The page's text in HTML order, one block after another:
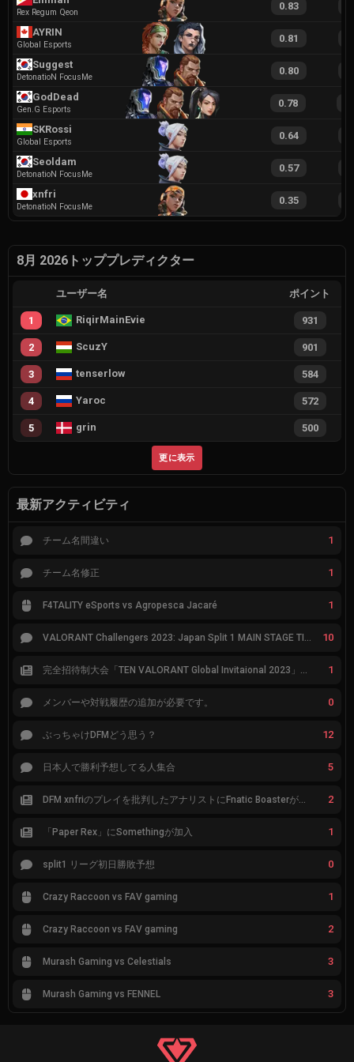
Rex Regum Qeon
0.83
AYRIN
Global Esports
0.81
Suggest
DetonatioN FocusMe
0.80
GodDead
Gen.G Esports
0.78
SKRossi
Global Esports
0.64
Seoldam
DetonatioN FocusMe
0.57
xnfri
DetonatioN FocusMe
0.35
8月 2026トッププレディクター
ユーザー名 ポイント
1 RiqirMainEvie 931
2 ScuzY 901
3 tenserlow 584
4 Yaroc 572
5 grin 500
更に表示
最新アクティビティ
チーム名間違い 1
チーム名修正 1
F4TALITY eSports vs Agropesca Jacaré 1
VALORANT Challengers 2023: Japan Split 1 MAIN STAGE TIER表 10
完全招待制大会「TEN VALORANT Global Invitaional 2023」が韓国で開催 1
メンバーや対戦履歴の追加が必要です。 0
ぶっちゃけDFMどう思う？ 12
日本人で勝利予想してる人集合 5
DFM xnfriのプレイを批判したアナリストにFnatic Boasterが反応「DFMは仕組みの強化が必要なだけ」 2
「Paper Rex」にSomethingが加入 1
split1 リーグ初日勝敗予想 0
Crazy Raccoon vs FAV gaming 1
Crazy Raccoon vs FAV gaming 2
Murash Gaming vs Celestials 3
Murash Gaming vs FENNEL 3